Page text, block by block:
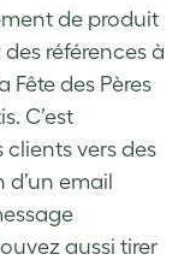
de produit
références à
Fête des Pères
C’est
clients vers des
email
aussi tirer